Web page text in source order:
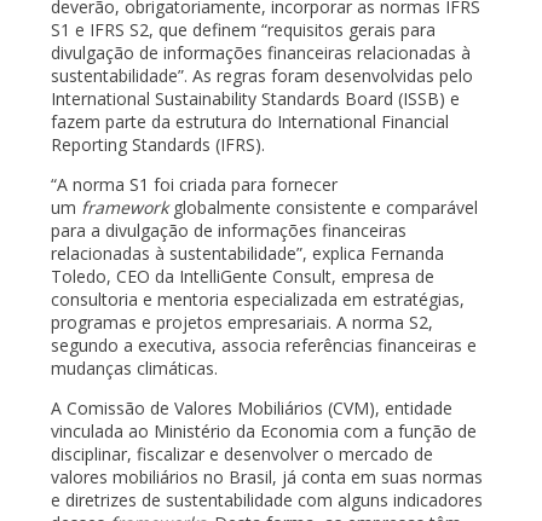
deverão, obrigatoriamente, incorporar as normas IFRS
S1 e IFRS S2, que definem “requisitos gerais para
divulgação de informações financeiras relacionadas à
sustentabilidade”. As regras foram desenvolvidas pelo
International Sustainability Standards Board (ISSB) e
fazem parte da estrutura do International Financial
Reporting Standards (IFRS).
“A norma S1 foi criada para fornecer
um frameworkglobalmente consistente e comparável
para a divulgação de informações financeiras
relacionadas à sustentabilidade”, explica Fernanda
Toledo, CEO da IntelliGente Consult, empresa de
consultoria e mentoria especializada em estratégias,
programas e projetos empresariais. A norma S2,
segundo a executiva, associa referências financeiras e
mudanças climáticas.
A Comissão de Valores Mobiliários (CVM), entidade
vinculada ao Ministério da Economia com a função de
disciplinar, fiscalizar e desenvolver o mercado de
valores mobiliários no Brasil, já conta em suas normas
e diretrizes de sustentabilidade com alguns indicadores